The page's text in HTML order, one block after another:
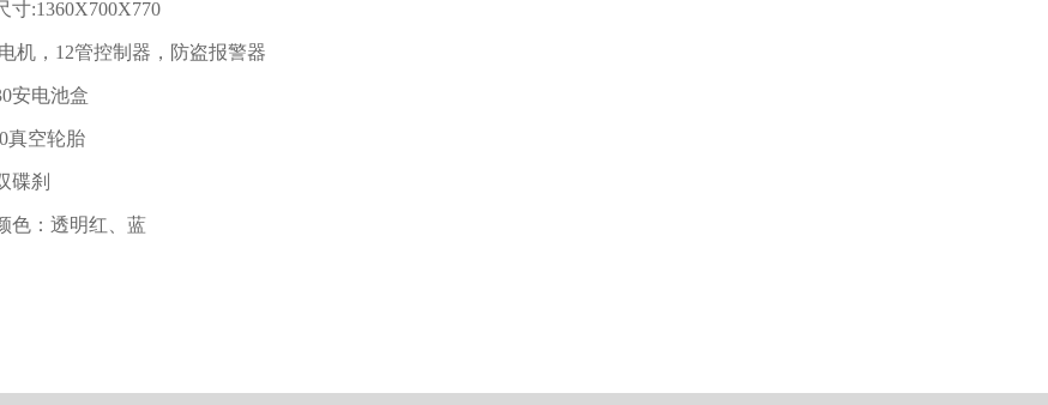
寸:1360X700X770
机，12管控制器，防盗报警器
安电池盒
真空轮胎
碟刹
色：透明红、蓝